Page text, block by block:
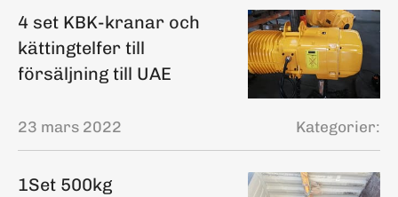
4 set KBK-kranar och
kättingtelfer till
försäljning till UAE
23 mars 2022 Kategorier:
1Set 500kg